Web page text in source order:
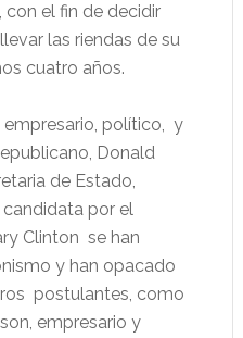
el fin de decidir
las riendas de su
cuatro años.
político, y
Donald
de Estado,
por el
Clinton se han
y han opacado
postulantes, como
empresario y